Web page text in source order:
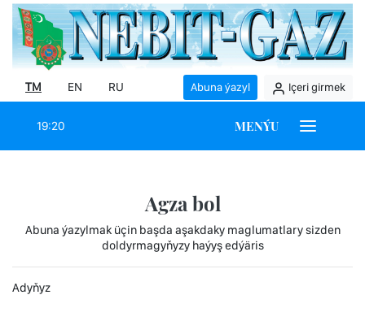
TM EN RU Abuna ýazyl Içeri girmek
19:20 MENÝU
Agza bol
Abuna ýazylmak üçin başda aşakdaky maglumatlary sizden
doldyrmagyňyzy haýyş edýäris
Adyňyz